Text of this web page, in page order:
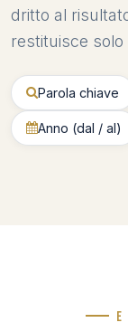
dritto al
restituisce
Parola chiave
Anno (dal / al)